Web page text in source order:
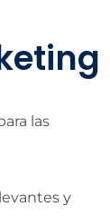
las
y